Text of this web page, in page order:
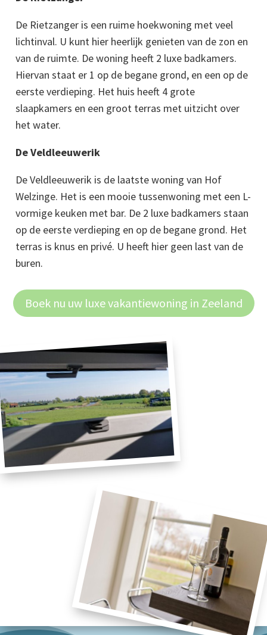
De Rietzanger is een ruime hoekwoning met veel
lichtinval. U kunt hier heerlijk genieten van de zon en
van de ruimte. De woning heeft 2 luxe badkamers.
Hiervan staat er 1 op de begane grond, en een op de
eerste verdieping. Het huis heeft 4 grote
slaapkamers en een groot terras met uitzicht over
het water.
De Veldleeuwerik
De Veldleeuwerik is de laatste woning van Hof
Welzinge. Het is een mooie tussenwoning met een L-
vormige keuken met bar. De 2 luxe badkamers staan
op de eerste verdieping en op de begane grond. Het
terras is knus en privé. U heeft hier geen last van de
buren.
Boek nu uw luxe vakantiewoning in Zeeland